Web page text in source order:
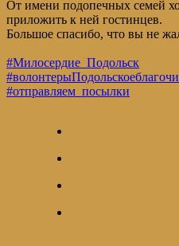
От имени подопечных семей
приложить к ней гостинцев.
Большое спасибо, что вы не
#Милосердие_Подольск
#отправляем_посылки